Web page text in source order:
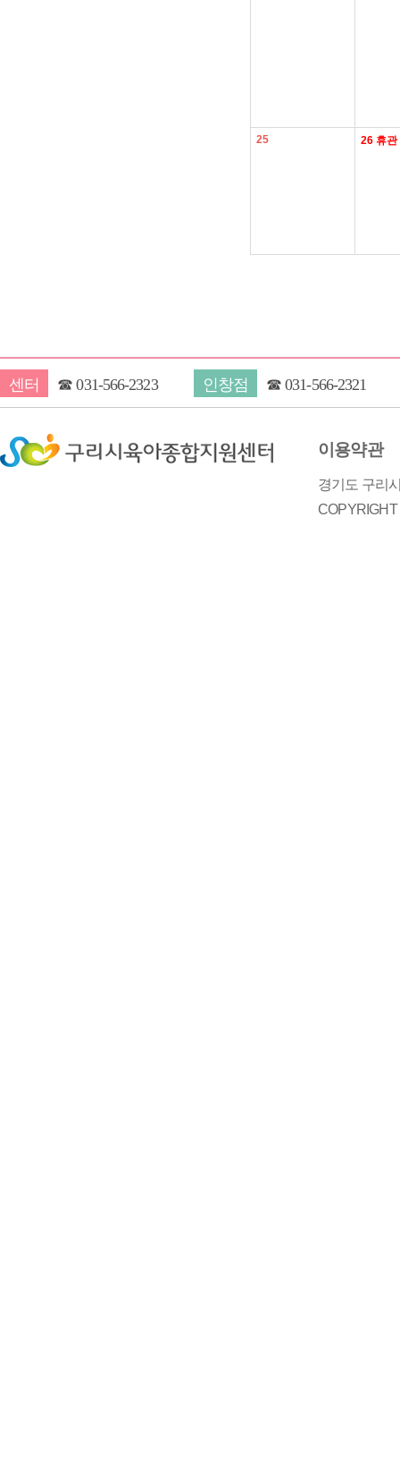
25 26 휴관
센터 ☎031-566-2323 인창점 ☎031-566-2321
이용약관
경기도 구리